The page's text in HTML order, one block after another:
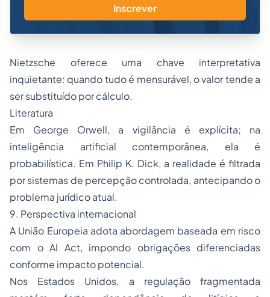
Inscrever
Nietzsche oferece uma chave interpretativa
inquietante: quando tudo é mensurável, o valor tende a
ser substituído por cálculo.
Literatura
Em George Orwell, a vigilância é explícita; na
inteligência artificial contemporânea, ela é
probabilística. Em Philip K. Dick, a realidade é filtrada
por sistemas de percepção controlada, antecipando o
problema jurídico atual.
9. Perspectiva internacional
A União Europeia adota abordagem baseada em risco
com o AI Act, impondo obrigações diferenciadas
conforme impacto potencial.
Nos Estados Unidos, a regulação fragmentada